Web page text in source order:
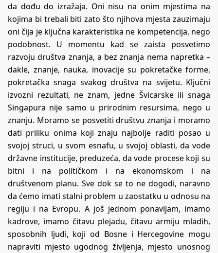
da dođu do izražaja. Oni nisu na onim mjestima na
kojima bi trebali biti zato što njihova mjesta zauzimaju
oni čija je ključna karakteristika ne kompetencija, nego
podobnost. U momentu kad se zaista posvetimo
razvoju društva znanja, a bez znanja nema napretka –
dakle, znanje, nauka, inovacije su pokretačke forme,
pokretačka snaga svakog društva na svijetu. Ključni
izvozni rezultati, ne znam, jedne Švicarske ili snaga
Singapura nije samo u prirodnim resursima, nego u
znanju. Moramo se posvetiti društvu znanja i moramo
dati priliku onima koji znaju najbolje raditi posao u
svojoj struci, u svom esnafu, u svojoj oblasti, da vode
državne institucije, preduzeća, da vode procese koji su
bitni i na političkom i na ekonomskom i na
društvenom planu. Sve dok se to ne dogodi, naravno
da ćemo imati stalni problem u zaostatku u odnosu na
regiju i na Evropu. A još jednom ponavljam, imamo
kadrove, imamo čitavu plejadu, čitavu armiju mladih,
sposobnih ljudi, koji od Bosne i Hercegovine mogu
napraviti mjesto ugodnog življenja, mjesto unosnog